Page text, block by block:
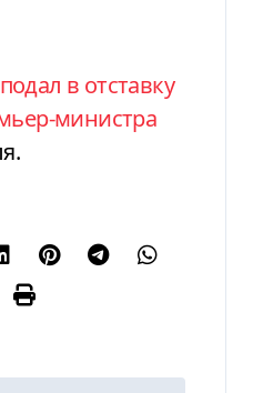
в отставку
министра